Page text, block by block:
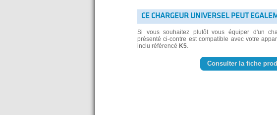
CE CHARGEUR UNIVERSEL PEUT
Si vous souhaitez plutôt vous équiper d'un
présenté ci-contre est compatible avec votre
inclu référencé K5.
Consulter la fiche